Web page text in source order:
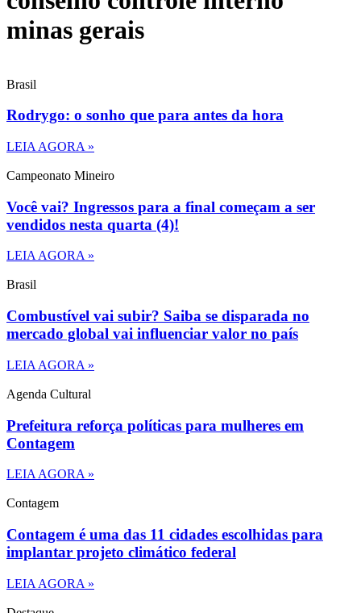
minas gerais
Brasil
Rodrygo: o sonho que para antes da hora
LEIA AGORA »
Campeonato Mineiro
Você vai? Ingressos para a final começam a ser
vendidos nesta quarta (4)!
LEIA AGORA »
Brasil
Combustível vai subir? Saiba se disparada no
mercado global vai influenciar valor no país
LEIA AGORA »
Agenda Cultural
Prefeitura reforça políticas para mulheres em
Contagem
LEIA AGORA »
Contagem
Contagem é uma das 11 cidades escolhidas para
implantar projeto climático federal
LEIA AGORA »